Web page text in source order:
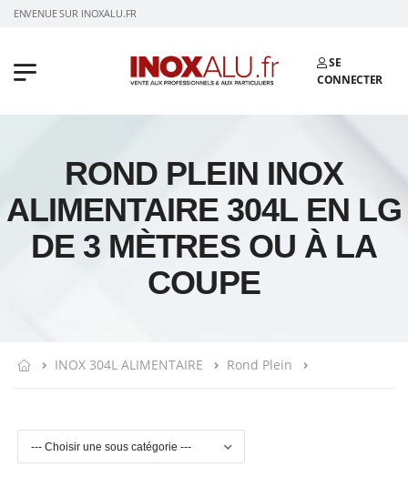
BIENVENUE SUR INOXALU.FR
SE
CONNECTER
ROND PLEIN INOX
ALIMENTAIRE 304L EN LG
DE 3 MÈTRES OU À LA
COUPE
INOX 304L ALIMENTAIRE Rond Plein